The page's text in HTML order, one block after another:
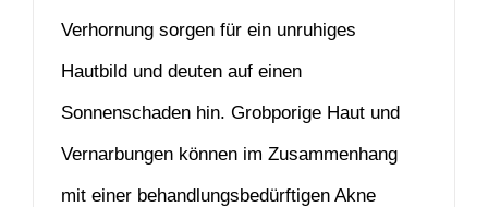
Verhornung sorgen für ein unruhiges
Hautbild und deuten auf einen
Sonnenschaden hin. Grobporige Haut und
Vernarbungen können im Zusammenhang
mit einer behandlungsbedürftigen Akne